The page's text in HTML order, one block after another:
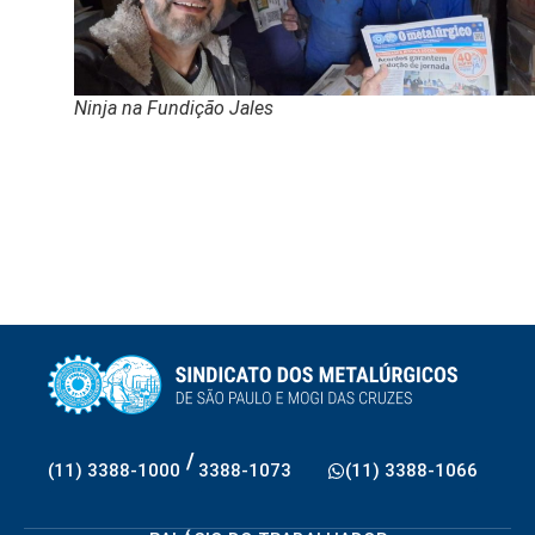
Ninja na Fundição Jales
(11) 3388-1000 / 3388-1073 (11) 3388-1066